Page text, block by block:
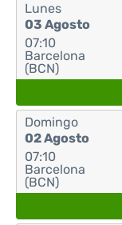
Lunes
03 Agosto
07:10
Barcelona
(BCN)
Domingo
02 Agosto
07:10
Barcelona
(BCN)